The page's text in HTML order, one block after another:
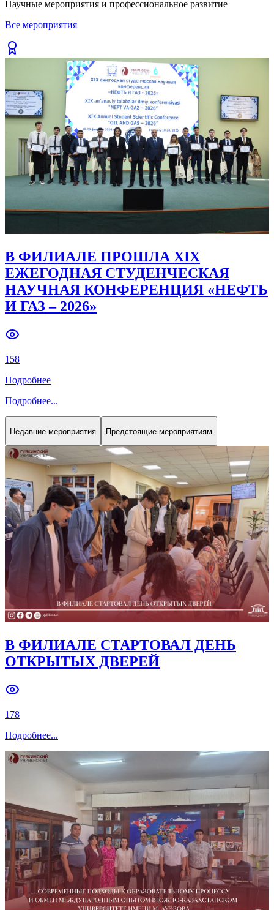
Previous slide Next slide
Научные мероприятия и профессиональное развитие
Все мероприятия
В ФИЛИАЛЕ ПРОШЛА XIX
ЕЖЕГОДНАЯ СТУДЕНЧЕСКАЯ
НАУЧНАЯ КОНФЕРЕНЦИЯ «НЕФТЬ
И ГАЗ – 2026»
158
Подробнее
Подробнее...
Недавние мероприятия Предстоящие мероприятиям
В ФИЛИАЛЕ СТАРТОВАЛ ДЕНЬ
ОТКРЫТЫХ ДВЕРЕЙ
178
Подробнее...